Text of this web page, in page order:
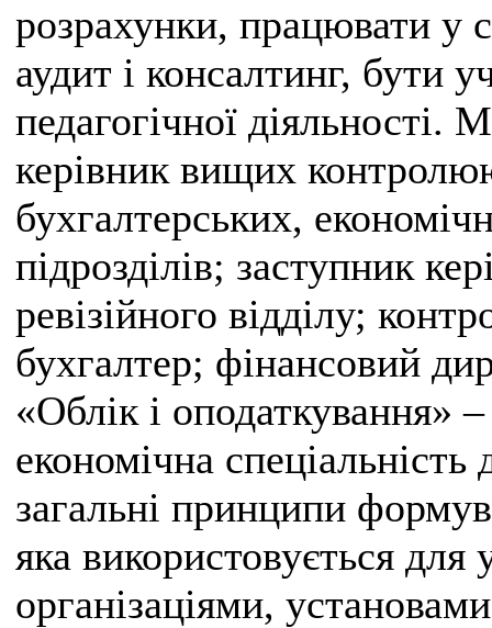
розрахунки, працювати у
аудит і консалтинг, бути
педагогічної
керівник вищих
бухгалтерських,
підрозділів; заступник
ревізійного відділу;
бухгалтер; фінансовий
«Облік і оподаткування»
економічна
загальні принципи
яка використовується
організаціями,